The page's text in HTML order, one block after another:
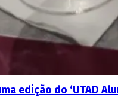
edição do ‘UTAD